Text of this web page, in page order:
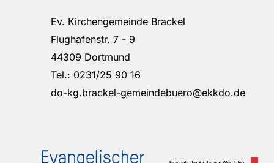
Ev. Kirchengemeinde Brackel
Flughafenstr. 7 - 9
44309 Dortmund
Tel.: 0231/25 90 16
do-kg.brackel-gemeindebuero@ekkdo.de